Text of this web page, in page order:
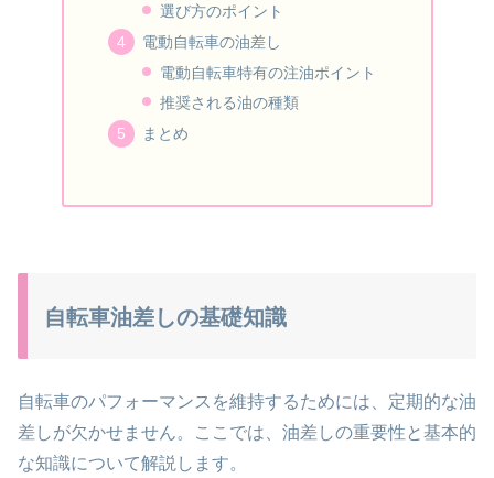
選び方のポイント
電動自転車の油差し
電動自転車特有の注油ポイント
推奨される油の種類
まとめ
自転車油差しの基礎知識
自転車のパフォーマンスを維持するためには、定期的な油
差しが欠かせません。ここでは、油差しの重要性と基本的
な知識について解説します。